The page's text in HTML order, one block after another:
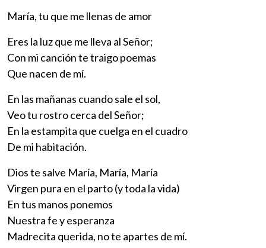
María, tu que me llenas de amor
Eres la luz que me lleva al Señor;
Con mi canción te traigo poemas
Que nacen de mí.
En las mañanas cuando sale el sol,
Veo tu rostro cerca del Señor;
En la estampita que cuelga en el cuadro
De mi habitación.
Dios te salve María, María, María
Virgen pura en el parto (y toda la vida)
En tus manos ponemos
Nuestra fe y esperanza
Madrecita querida, no te apartes de mí.